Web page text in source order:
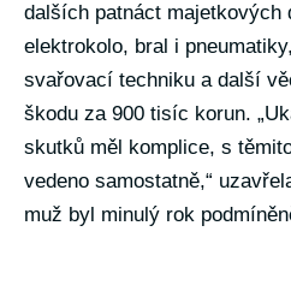
dalších patnáct majetkových
elektrokolo, bral i
svařovací techniku a další
škodu za 900 tisíc korun.
skutků měl komplice, s
vedeno samostatně,“
muž byl minulý rok